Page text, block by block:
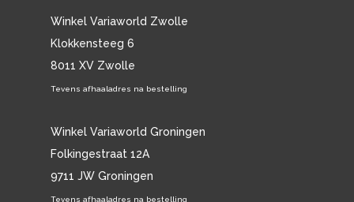
Winkel Variaworld Zwolle
Klokkensteeg 6
8011 XV Zwolle
Tevens afhaaladres na bestelling
Winkel Variaworld Groningen
Folkingestraat 12A
9711 JW Groningen
Tevens afhaaladres na bestelling